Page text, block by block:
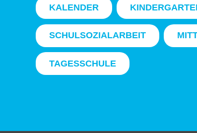
KALENDER
SCHULSOZIALARBEIT
TAGESSCHULE